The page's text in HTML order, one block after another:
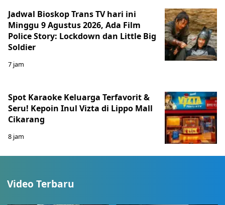
Jadwal Bioskop Trans TV hari ini
Minggu 9 Agustus 2026, Ada Film
Police Story: Lockdown dan Little Big
Soldier
7 jam
Spot Karaoke Keluarga Terfavorit &
Seru! Kepoin Inul Vizta di Lippo Mall
Cikarang
8 jam
Video Terbaru